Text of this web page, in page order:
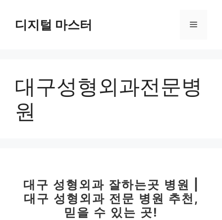
디지털 마스터 메
대구성형외과전문병
원
대구 성형외과 잘하는곳 병원 |
대구 성형외과 전문 병원 추천,
믿을 수 있는 곳!